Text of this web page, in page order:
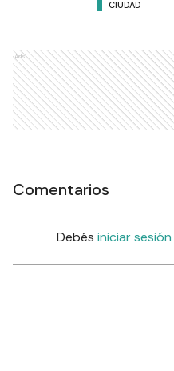
CIUDAD
Ads
Comentarios
Debés iniciar sesión